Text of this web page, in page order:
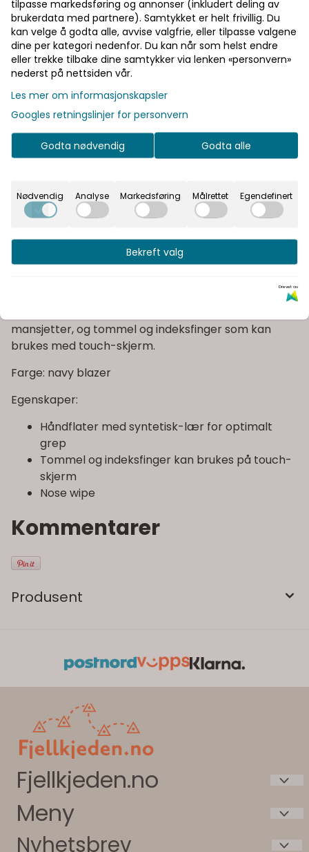
Legg i handlekurv
På lager
Rask levering
Fast fraktpris
Kvalitetsprodukter
Informasjon
padding på utsatte områder for å beskytte
hendene. De er lette, men har fortsatt alle
Dette innebærer håndflater med syntetisk-lær for
mansjetter, og tommel og indeksfinger som kan
brukes med touch-skjerm.
Farge: navy blazer
Egenskaper:
Håndflater med syntetisk-lær for optimalt
grep
Tommel og indeksfinger kan brukes på touch-
skjerm
Nose wipe
Kommentarer
Produsent
Fjellkjeden.no
Intersport Beitostølen AS
Bygdinvegen 3787
Meny
Våre butikker
Nyhetsbrev
tilpasse markedsføring og annonser (inkludert deling av
brukerdata med partnere). Samtykket er helt frivillig. Du
kan velge å godta alle, avvise valgfrie, eller tilpasse valgene
dine per kategori nedenfor. Du kan når som helst endre
eller trekke tilbake dine samtykker via lenken «personvern»
nederst på nettsiden vår.
Les mer om informasjonskapsler
Googles retningslinjer for personvern
Godta nødvendig Godta alle
Nødvendig Analyse Markedsføring Målrettet Egendefinert
Bekreft valg
Drevet av